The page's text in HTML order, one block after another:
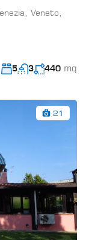
Veneto,
5 3 440 mq
21